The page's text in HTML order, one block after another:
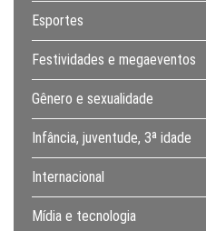
Esportes
Festividades e megaeventos
Gênero e sexualidade
Infância, juventude, 3ª idade
Internacional
Mídia e tecnologia